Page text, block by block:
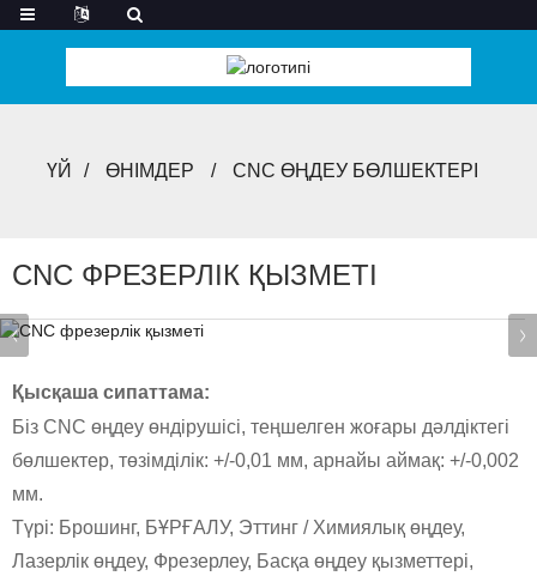
ҮЙ ӨНІМДЕР CNC ӨҢДЕУ БӨЛШЕКТЕРІ
CNC ФРЕЗЕРЛІК ҚЫЗМЕТІ
Қысқаша сипаттама:
Біз CNC өңдеу өндірушісі, теңшелген жоғары дәлдіктегі
бөлшектер, төзімділік: +/-0,01 мм, арнайы аймақ: +/-0,002
мм.
Түрі: Брошинг, БҰРҒАЛУ, Эттинг / Химиялық өңдеу,
Лазерлік өңдеу, Фрезерлеу, Басқа өңдеу қызметтері,